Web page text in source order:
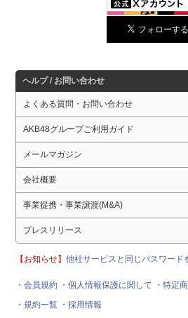
ヘルプ / お問い合わせ
よくある質問・お問い合わせ
AKB48グループご利用ガイド
メールマガジン
会社概要
事業提携・事業譲渡(M&A)
プレスリリース
【お知らせ】他社サービスと同じパスワード
・会員規約 ・個人情報保護に関して
・特定
・規約一覧 ・採用情報